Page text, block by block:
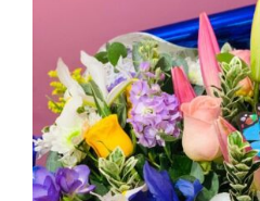
AÑADIR AL
DETALLES